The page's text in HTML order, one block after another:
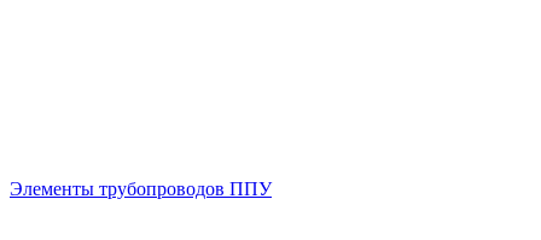
Элементы трубопроводов ППУ